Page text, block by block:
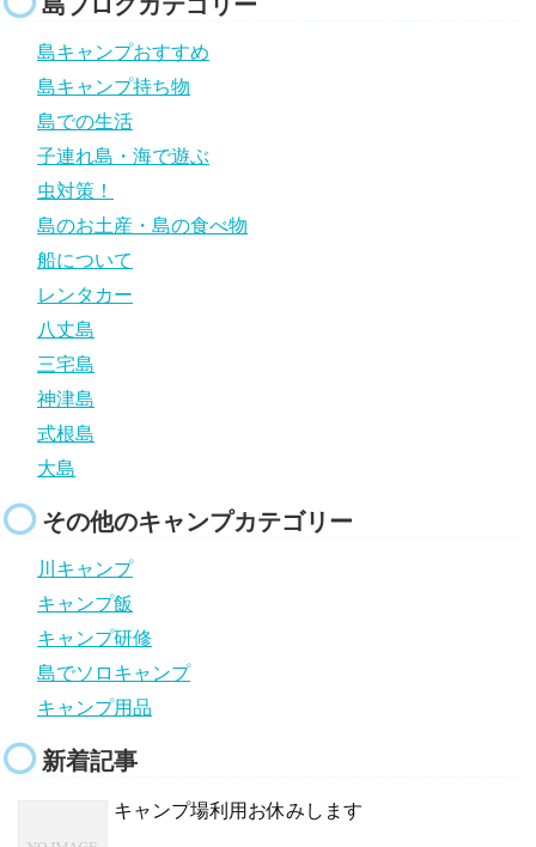
島キャンプおすすめ
島キャンプ持ち物
島での生活
子連れ島・海で遊ぶ
虫対策！
島のお土産・島の食べ物
船について
レンタカー
八丈島
三宅島
神津島
式根島
大島
その他のキャンプカテゴリー
川キャンプ
キャンプ飯
キャンプ研修
島でソロキャンプ
キャンプ用品
新着記事
キャンプ場利用お休みします